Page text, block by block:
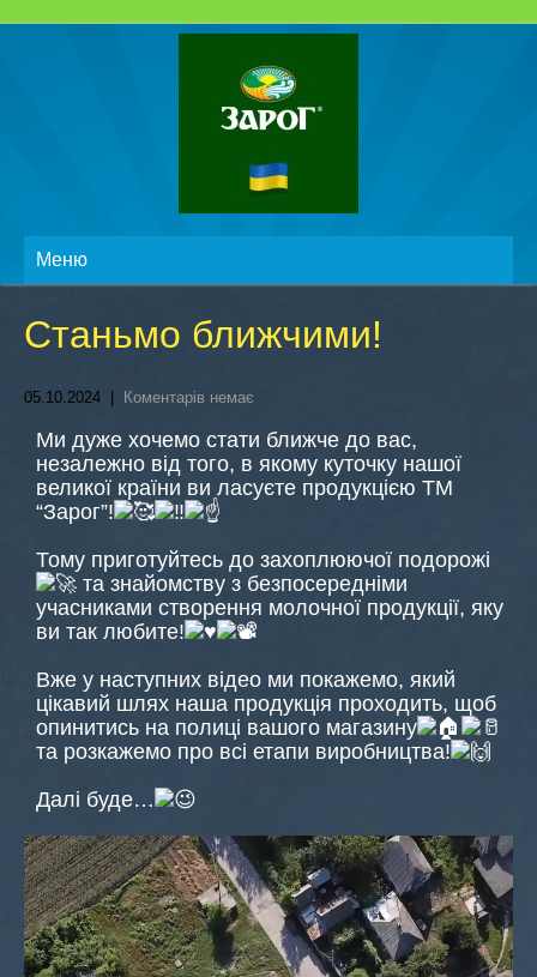
Меню
Станьмо ближчими!
05.10.2024 Коментарів немає
Ми дуже хочемо стати ближче до вас,
незалежно від того, в якому куточку нашої
великої країни ви ласуєте продукцією ТМ
“Зарог”!
Тому приготуйтесь до захоплюючої подорожі
та знайомству з безпосередніми
учасниками створення молочної продукції, яку
ви так любите!
Вже у наступних відео ми покажемо, який
цікавий шлях наша продукція проходить, щоб
опинитись на полиці вашого магазину
та розкажемо про всі етапи виробництва!
Далі буде…